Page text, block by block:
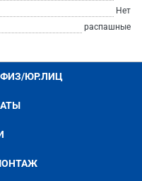
Нет
распашные
ЮР.ЛИЦ